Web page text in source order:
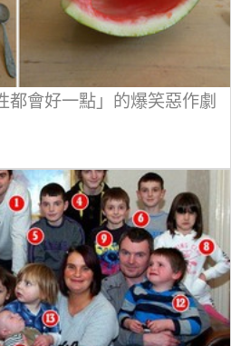
都會好一點」的爆笑惡作劇